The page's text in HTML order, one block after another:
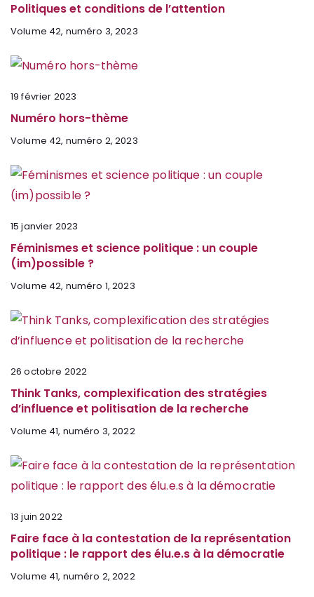
Politiques et conditions de l’attention
Volume 42, numéro 3, 2023
19 février 2023
Numéro hors-thème
Volume 42, numéro 2, 2023
15 janvier 2023
Féminismes et science politique : un couple
(im)possible ?
Volume 42, numéro 1, 2023
26 octobre 2022
Think Tanks, complexification des stratégies
d’influence et politisation de la recherche
Volume 41, numéro 3, 2022
13 juin 2022
Faire face à la contestation de la représentation
politique : le rapport des élu.e.s à la démocratie
Volume 41, numéro 2, 2022